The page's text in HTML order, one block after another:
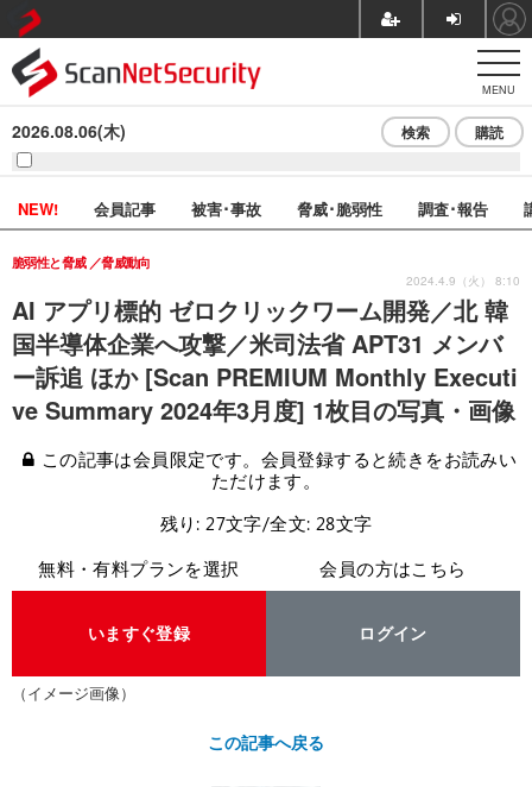
MENU
2026.08.06(木) 検索 購読
NEW! 会員記事 被害･事故 脅威･脆弱性 調査･報告
AI アプリ標的 ゼロクリックワーム開発／北 韓
国半導体企業へ攻撃／米司法省 APT31 メンバ
ー訴追 ほか [Scan PREMIUM Monthly Executi
ve Summary 2024年3月度] 1枚目の写真・画像
脆弱性と脅威 脅威動向
2024.4.9（火） 8:10
この記事は会員限定です。会員登録すると続きをお読みい
ただけます。
残り: 27文字/全文: 28文字
無料・有料プランを選択
いますぐ登録
会員の方はこちら
ログイン
（イメージ画像）
この記事へ戻る